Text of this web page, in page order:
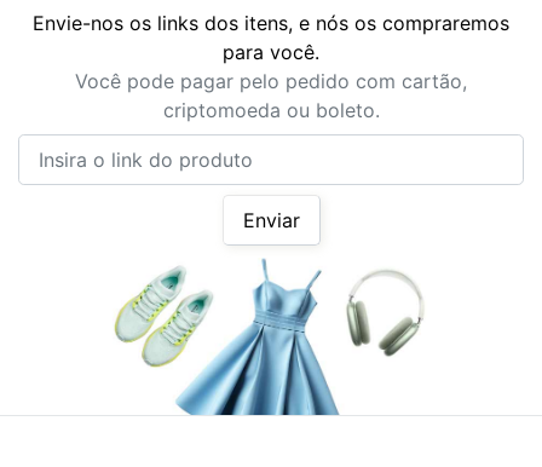
Envie-nos os links dos itens, e nós os compraremos
para você.
Você pode pagar pelo pedido com cartão,
criptomoeda ou boleto.
Enviar